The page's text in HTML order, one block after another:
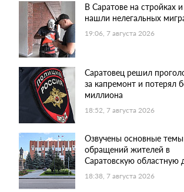
В Саратове на стройках
нашли нелегальных
19:06, 7 августа 2026
Саратовец решил
за капремонт и потерял
миллиона
18:52, 7 августа 2026
Озвучены основные темы
обращений жителей в
Саратовскую областную
18:38, 7 августа 2026